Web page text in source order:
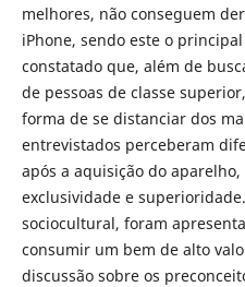
melhores, não conseguem
iPhone, sendo este o
constatado que, além de
de pessoas de classe
forma de se distanciar dos
entrevistados perceberam
após a aquisição do
exclusividade e
sociocultural, foram
consumir um bem de alto
discussão sobre os